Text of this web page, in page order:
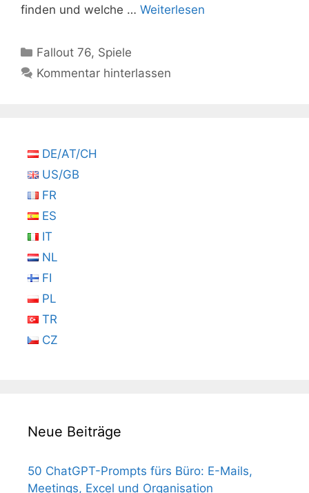
finden und welche … Weiterlesen
Kategorien
Fallout 76, Spiele
Kommentar hinterlassen
DE/AT/CH
US/GB
FR
ES
IT
NL
FI
PL
TR
CZ
Neue Beiträge
50 ChatGPT-Prompts fürs Büro: E-Mails,
Meetings, Excel und Organisation